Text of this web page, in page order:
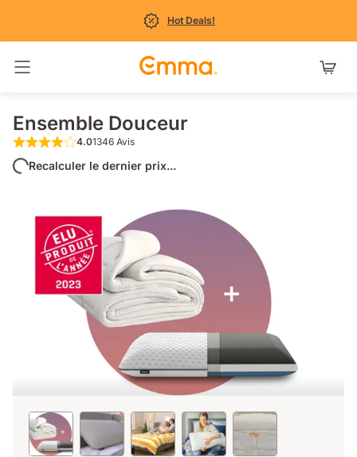
Hot Deals!
Basculer la navigation
Ensemble Douceur
4.0 étoiles sur 5 1346 Avis
4.01346 Avis
Recalculer le dernier prix...